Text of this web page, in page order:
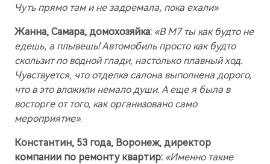
Чуть прямо там и не задремала, пока ехали»
Жанна, Самара, домохозяйка: «В М7 ты как будто не
едешь, а плывешь! Автомобиль просто как будто
скользит по водной глади, настолько плавный ход.
Чувствуется, что отделка салона выполнена дорого,
что в это вложили немало души. А еще я была в
восторге от того, как организовано само
мероприятие».
Константин, 53 года, Воронеж, директор
компании по ремонту квартир: «Именно такие